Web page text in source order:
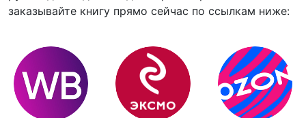
заказывайте книгу прямо сейчас по ссылкам ниже: